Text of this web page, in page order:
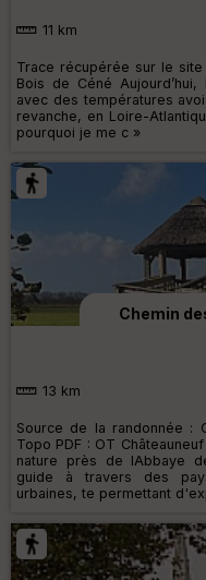
11 km
Trace récupérée sur le
Bois de Céné
avec des températures
revanche, en Loire-
pourquoi je me c »
Chemin
13 km
Source de la randonnée :
Topo PDF : OT
nature près de lAbbaye
guide à travers des
urbaines, te permettant